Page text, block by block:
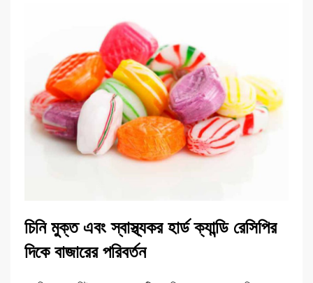
চিনি মুক্ত এবং স্বাস্থ্যকর হার্ড ক্যান্ডি রেসিপির
দিকে বাজারের পরিবর্তন